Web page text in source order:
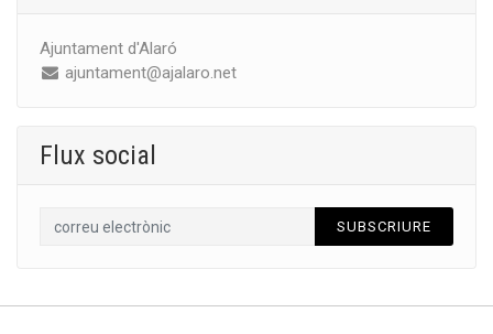
Ajuntament d'Alaró
ajuntament@ajalaro.net
Flux social
SUBSCRIURE